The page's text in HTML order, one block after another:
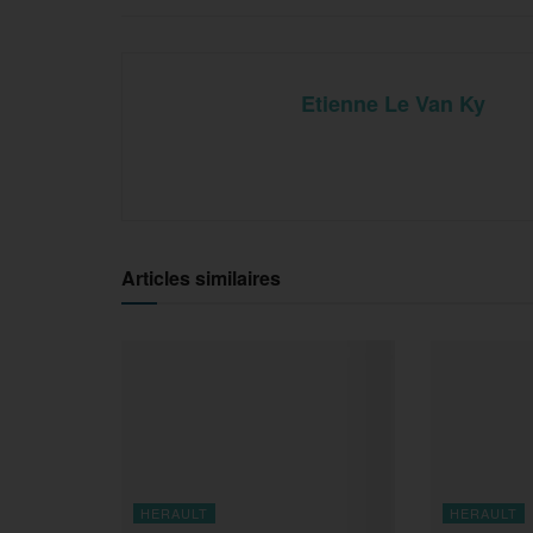
Etienne Le Van Ky
Articles similaires
HERAULT HERAULT